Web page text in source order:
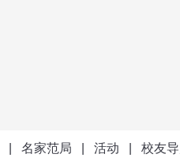
名家范局 活动 校友